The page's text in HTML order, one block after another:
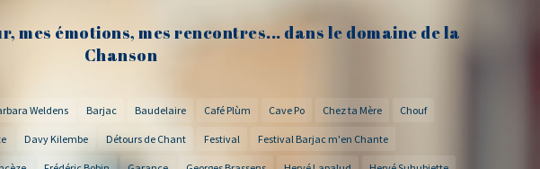
mes émotions, mes rencontres... dans le domaine de la
Chanson
Weldens Barjac Baudelaire Café Plùm Cave Po Chez ta Mère Chouf
Davy Kilembe Détours de Chant Festival Festival Barjac m'en Chante